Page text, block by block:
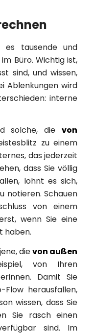
tausende und
Büro. Wichtig ist,
sind, und wissen,
Ablenkungen wird
interne
solche, dievon
zu einem
das jederzeit
dass Sie völlig
lohnt es sich,
notieren. Schauen
von einem
wenn Sie eine
haben.
dievon außen
von Ihren
Damit Sie
herausfallen,
wissen, dass Sie
Sie rasch einen
sind. Im